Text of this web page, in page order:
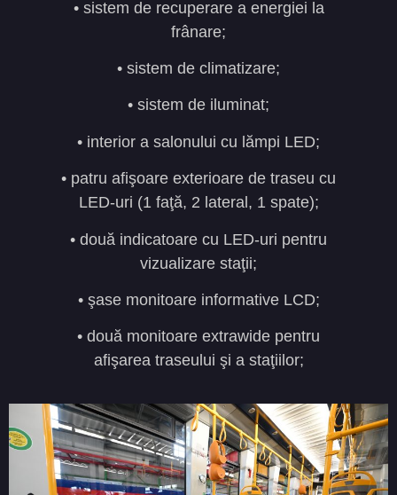
• sistem de recuperare a energiei la
frânare;
• sistem de climatizare;
• sistem de iluminat;
• interior a salonului cu lămpi LED;
• patru afişoare exterioare de traseu cu
LED-uri (1 faţă, 2 lateral, 1 spate);
• două indicatoare cu LED-uri pentru
vizualizare staţii;
• şase monitoare informative LCD;
• două monitoare extrawide pentru
afişarea traseului şi a staţiilor;